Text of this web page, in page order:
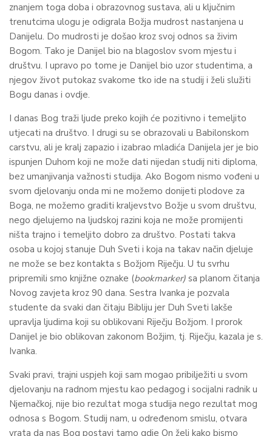
znanjem toga doba i obrazovnog sustava, ali u ključnim
trenutcima ulogu je odigrala Božja mudrost nastanjena u
Danijelu. Do mudrosti je došao kroz svoj odnos sa živim
Bogom. Tako je Danijel bio na blagoslov svom mjestu i
društvu. I upravo po tome je Danijel bio uzor studentima, a
njegov život putokaz svakome tko ide na studij i želi služiti
Bogu danas i ovdje.
I danas Bog traži ljude preko kojih će pozitivno i temeljito
utjecati na društvo. I drugi su se obrazovali u Babilonskom
carstvu, ali je kralj zapazio i izabrao mladića Danijela jer je bio
ispunjen Duhom koji ne može dati nijedan studij niti diploma,
bez umanjivanja važnosti studija. Ako Bogom nismo vođeni u
svom djelovanju onda mi ne možemo donijeti plodove za
Boga, ne možemo graditi kraljevstvo Božje u svom društvu,
nego djelujemo na ljudskoj razini koja ne može promijenti
ništa trajno i temeljito dobro za društvo. Postati takva
osoba u kojoj stanuje Duh Sveti i koja na takav način djeluje
ne može se bez kontakta s Božjom Riječju. U tu svrhu
pripremili smo knjižne oznake (bookmarker) sa planom čitanja
Novog zavjeta kroz 90 dana. Sestra Ivanka je pozvala
studente da svaki dan čitaju Bibliju jer Duh Sveti lakše
upravlja ljudima koji su oblikovani Riječju Božjom. I prorok
Danijel je bio oblikovan zakonom Božjim, tj. Riječju, kazala je s.
Ivanka.
Svaki pravi, trajni uspjeh koji sam mogao pribilježiti u svom
djelovanju na radnom mjestu kao pedagog i socijalni radnik u
Njemačkoj, nije bio rezultat moga studija nego rezultat mog
odnosa s Bogom. Studij nam, u određenom smislu, otvara
vrata da nas Bog postavi tamo gdje On želi kako bismo